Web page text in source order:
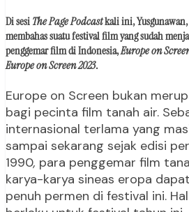
Di sesiThe Page Podcastkali ini,
membahas suatu festival film yang sudah
penggemar film di Indonesia,Europe on
Europe on Screen 2023.
Europe on Screen bukan
bagi pecinta film tanah air.
internasional terlama yang
sampai sekarang sejak edisi
1990, para penggemar film
karya-karya sineas eropa
penuh permen di festival ini.